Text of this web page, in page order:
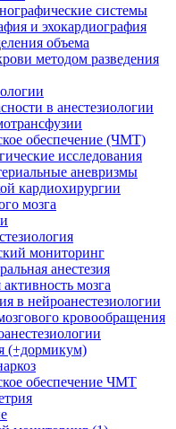
системы
и эхокардиография
объема
методом разведения
в анестезиологии
обеспечение (ЧМТ)
исследования
аневризмы
кардиохирургии
мозга
мониторинг
анестезия
мозга
в нейроанестезиологии
кровообращения
(+дормикум)
обеспечение ЧМТ